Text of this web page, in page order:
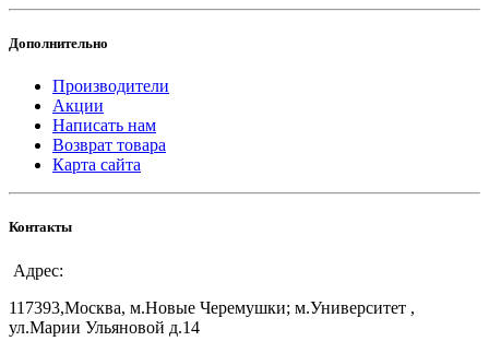
Дополнительно
Производители
Акции
Написать нам
Возврат товара
Карта сайта
Контакты
Адрес:
117393,Москва, м.Новые Черемушки; м.Университет ,
ул.Марии Ульяновой д.14